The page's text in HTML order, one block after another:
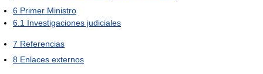
6 Primer Ministro
6.1 Investigaciones judiciales
7 Referencias
8 Enlaces externos